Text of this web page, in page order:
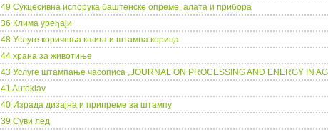
49 Сукцесивна испорука баштенске опреме, алата и прибора
36 Клима уређаји
48 Услугe коричења књига и штампа корица
44 храна за животиње
43 Услуге штампање часописа „JOURNAL ON PROCESSING AND ENERGY IN
41 Autoklav
40 Израда дизајна и припреме за штампу
39 Суви лед